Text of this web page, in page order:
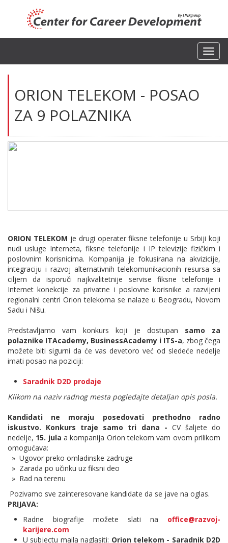
ORION TELEKOM - POSAO
ZA 9 POLAZNIKA
ORION TELEKOM je drugi operater fiksne telefonije u Srbiji koji
nudi usluge Interneta, fiksne telefonije i IP televizije fizičkim i
poslovnim korisnicima. Kompanija je fokusirana na akvizicije,
integraciju i razvoj alternativnih telekomunikacionih resursa sa
ciljem da isporuči najkvalitetnije servise fiksne telefonije i
Internet konekcije za privatne i poslovne korisnike a razvijeni
regionalni centri Orion telekoma se nalaze u Beogradu, Novom
Sadu i Nišu.
Predstavljamo vam konkurs koji je dostupan samo za
polaznike ITAcademy, BusinessAcademy i ITS-a, zbog čega
možete biti sigurni da će vas devetoro već od sledeće nedelje
imati posao na poziciji:
Saradnik D2D prodaje
Klikom na naziv radnog mesta pogledajte detaljan opis posla.
Kandidati ne moraju posedovati prethodno radno
iskustvo. Konkurs traje samo tri dana - CV šaljete do
nedelje, 15. jula a kompanija Orion telekom vam ovom prilikom
omogućava:
» Ugovor preko omladinske zadruge
» Zarada po učinku uz fiksni deo
» Rad na terenu
Pozivamo sve zainteresovane kandidate da se jave na oglas.
PRIJAVA:
Radne biografije možete slati na
office@razvoj-
karijere.com
U subjectu maila naglasiti: Orion telekom - Saradnik D2D